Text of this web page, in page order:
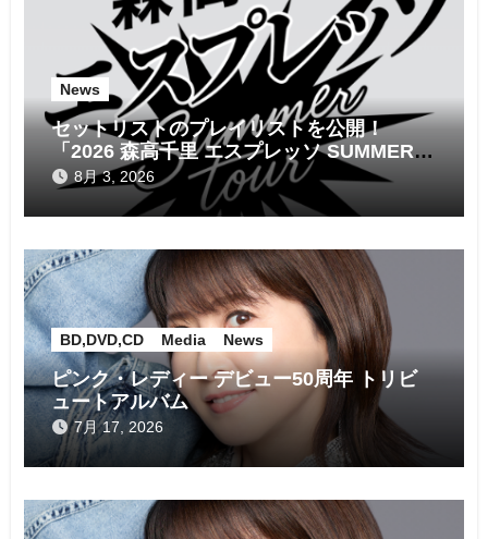
ン
News
セットリストのプレイリストを公開！
「2026 森高千里 エスプレッソ SUMMER
tour」
8月 3, 2026
BD,DVD,CD Media News
ピンク・レディー デビュー50周年 トリビ
ュートアルバム
7月 17, 2026